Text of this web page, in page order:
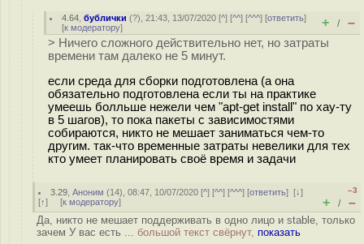
4.64 ,бублички (?), 21:43, 13/07/2020 [^] [^^] [^^^] [ответить]
[к модератору] + / –
> Ничего сложного действительно нет, но затраты
времени там далеко не 5 минут.
если среда для сборки подготовлена (а она
обязательно подготовлена если ты на практике
умеешь болльше нежели чем "apt-get install" по хау-ту
в 5 шагов), то пока пакеты с зависимостями
собираются, никто не мешает заниматься чем-то
другим. так-что временные затраты невелики для тех
кто умеет планировать своё время и задачи
3.29 ,Аноним (14), 08:47, 10/07/2020 [^] [^^] [^^^] [ответить][↓]
[↑] [к модератору]
–3
+ / –
Да, никто не мешает поддерживать в одно лицо и stable, только
зачем У вас есть ... большой текст свёрнут, показать